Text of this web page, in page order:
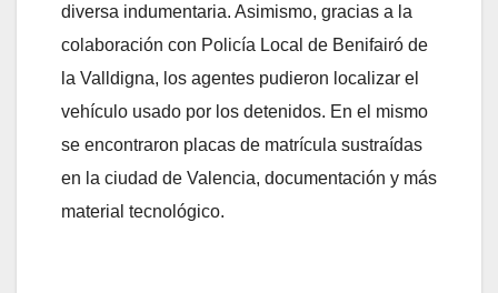
diversa indumentaria. Asimismo, gracias a la
colaboración con Policía Local de Benifairó de
la Valldigna, los agentes pudieron localizar el
vehículo usado por los detenidos. En el mismo
se encontraron placas de matrícula sustraídas
en la ciudad de Valencia, documentación y más
material tecnológico.